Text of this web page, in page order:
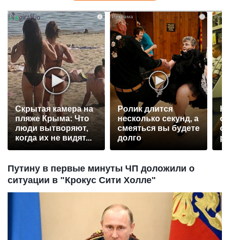
i
Скрытая камера на
пляже Крыма: Что
люди вытворяют,
когда их не видят...
Ролик длится
несколько секунд, а
смеяться вы будете
долго
Путину в первые минуты ЧП доложили о
ситуации в "Крокус Сити Холле"